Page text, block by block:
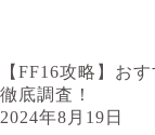
【FF16攻略】お
徹底調査！
2024年8月19日